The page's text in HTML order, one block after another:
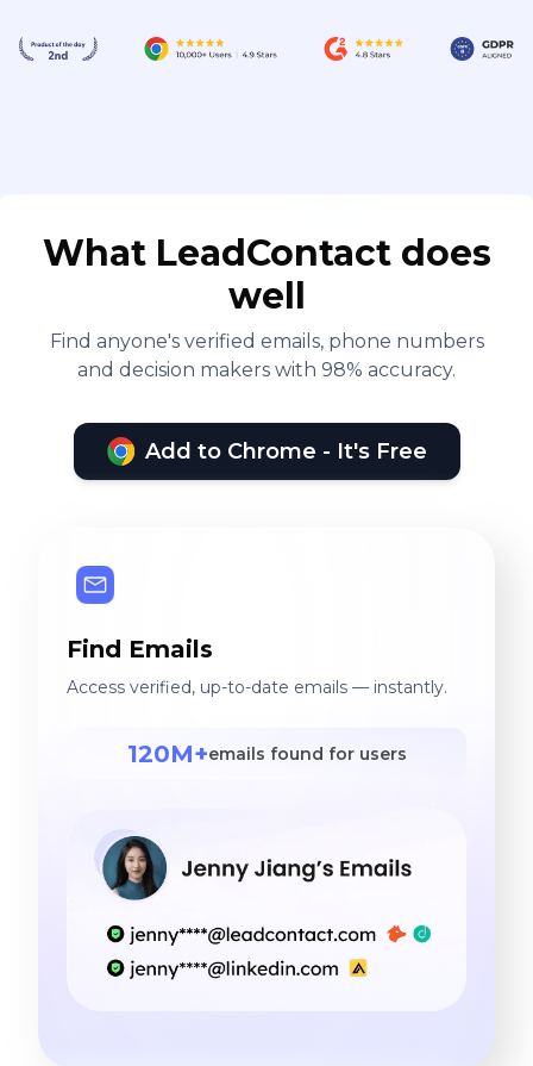
What LeadContact does
well
Find anyone's verified emails, phone numbers
and decision makers with 98% accuracy.
Add to Chrome - It's Free
Find Emails
Access verified, up-to-date emails — instantly.
120M+emails found for users